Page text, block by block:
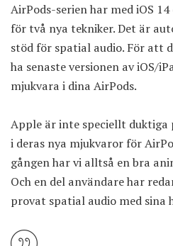
AirPods-serien har med iOS
för två nya tekniker. Det är
stöd för spatial audio. För att
ha senaste versionen av iOS/
mjukvara i dina AirPods.
Apple är inte speciellt duktiga
i deras nya mjukvaror för
gången har vi alltså en bra
Och en del användare har
provat spatial audio med sina